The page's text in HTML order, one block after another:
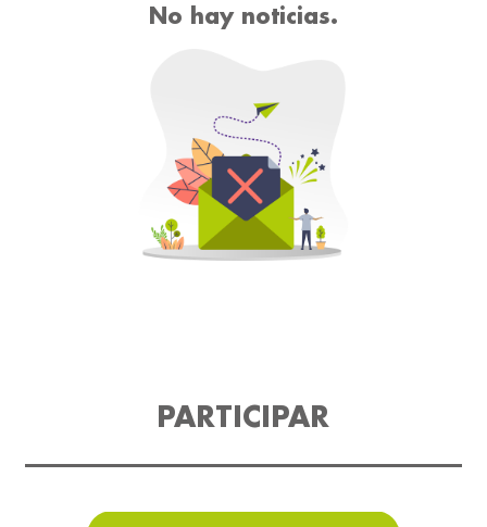
No hay noticias.
PARTICIPAR